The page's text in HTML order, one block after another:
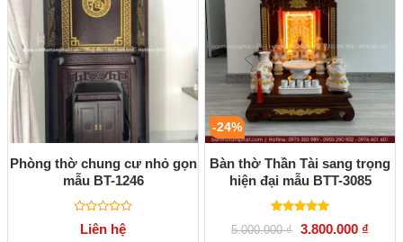
Phòng thờ chung cư nhỏ gọn
mẫu BT-1246
Được
xếp
Liên hệ
-24%
Bàn thờ Thần Tài sang trọng
hiện đại mẫu BTT-3085
Được xếp
hạng5.00
5.000.000₫ Giá
gốc
3.800.000 ₫Giá